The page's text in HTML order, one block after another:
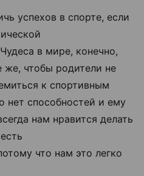
успехов в спорте, если
в мире, конечно,
же, чтобы родители не
к спортивным
нет способностей и ему
нам нравится делать
что нам это легко